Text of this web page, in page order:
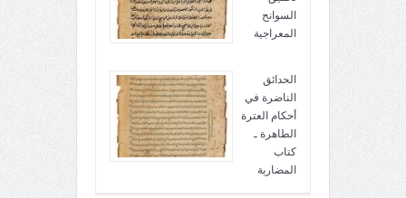
السوانح
المعراجية
الحدائق
الناضرة في
أحكام العترة
الطاهرة ـ
كتاب
المضاربة